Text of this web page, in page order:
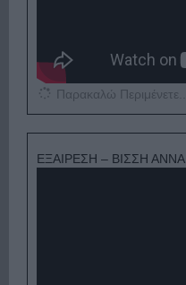
Παρακαλώ Περιμένετε...
ΕΞΑΙΡΕΣΗ – ΒΙΣΣΗ ΑΝΝΑ